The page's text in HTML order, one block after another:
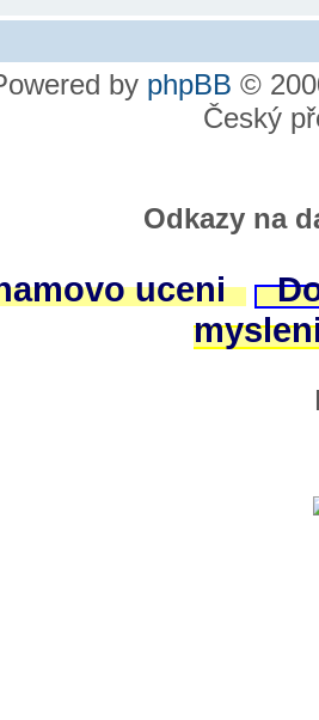
by phpBB ©
Český
Odkazy na
uceni